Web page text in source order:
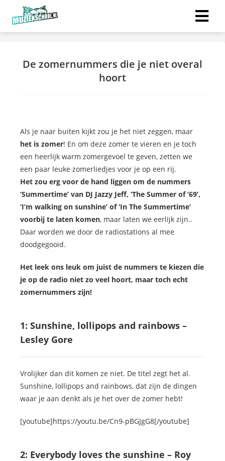
De zomernummers die je niet overal
hoort
Als je naar buiten kijkt zou je het niet zeggen, maar
het is zomer! En om deze zomer te vieren en je toch
een heerlijk warm zomergevoel te geven, zetten we
een paar leuke zomerliedjes voor je op een rij.
Het zou erg voor de hand liggen om de nummers
‘Summertime’ van DJ Jazzy Jeff, ‘The Summer of ’69’,
‘I’m walking on sunshine’ of ‘In The Summertime’
voorbij te laten komen, maar laten we eerlijk zijn..
Daar worden we door de radiostations al mee
doodgegooid.
Het leek ons leuk om juist de nummers te kiezen die
je op de radio niet zo veel hoort, maar toch echt
zomernummers zijn!
1: Sunshine, lollipops and rainbows –
Lesley Gore
Vrolijker dan dit komen ze niet. De titel zegt het al.
Sunshine, lollipops and rainbows, dat zijn de dingen
waar je aan denkt als je het over de zomer hebt!
[youtube]https://youtu.be/Cn9-pBGJgG8[/youtube]
2: Everybody loves the sunshine – Roy